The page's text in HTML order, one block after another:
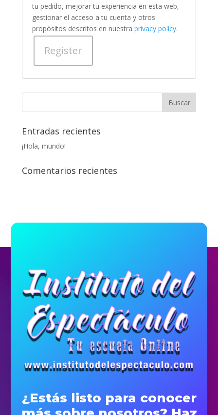
tu pedido, mejorar tu experiencia en esta web,
gestionar el acceso a tu cuenta y otros
propósitos descritos en nuestra privacy policy.
Register
Entradas recientes
¡Hola, mundo!
Comentarios recientes
¿Estás listo para conocer